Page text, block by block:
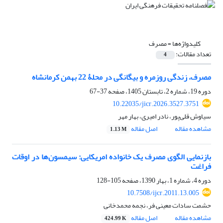
کلیدواژه‌ها =مصرف
تعداد مقالات: 4
مصرف، زندگی روزمره و بیگانگی در محلۀ 22 بهمن کرمانشاه
دوره 19، شماره 2، تابستان 1405، صفحه
37-67
10.22035/jicr.2026.3527.3751
سیاوش قلی‌پور، نادر امیری، بهار مهر
مشاهده مقاله
اصل مقاله 1.13 M
بازنمایی الگوی مصرف یک خانواده امریکایی: سیمسون‌ها در اوقات
فراغت
دوره 4، شماره 1، بهار 1390، صفحه
105-128
10.7508/ijcr.2011.13.005
حشمت سادات معینی فر، نجمه محمدخانی
مشاهده مقاله
اصل مقاله 424.99 K